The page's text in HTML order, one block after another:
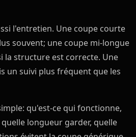
l'entretien. Une coupe courte
souvent; une coupe mi-longue
la structure est correcte. Une
un suivi plus fréquent que les
qu'est-ce qui fonctionne,
longueur garder, quelle